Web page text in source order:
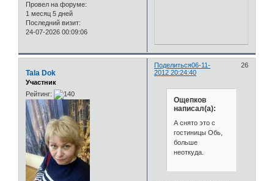
Провел на форуме:
1 месяц 5 дней
Последний визит:
24-07-2026 00:09:06
Поделиться 26
06-11-
2012 20:24:40
Tala Dok
Участник
Рейтинг:
Ощепков
написал(а):
А снято это с
гостиницы Обь,
больше
неоткуда.